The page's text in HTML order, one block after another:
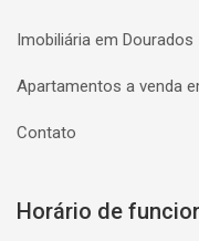
Imobiliária em Dourados
Apartamentos a venda
Contato
Horário de